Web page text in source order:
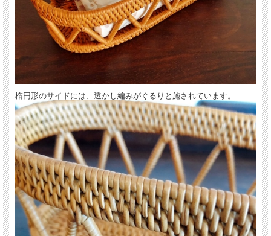
・インドネシア バリ製
アタ製楕円形の透かし編みタイプの小物入れです。
アタは耐水性も高いのでおしぼり入れとしてもお使いいただけますし、コーヒーや
紅茶、シュガーポットなどのお茶セットやペットボトルホルダー用のトレイなどと
しても、コンパクトなサイズですのでテーブルの上でスペースを取らず便利にお使
サイドにはぐるりと透かし編みが施されていますので、中の容器なども見えやすい
ですね。
他にも、文房具やアクセサリー入れ、リラックスタイムに楽しむアロマオイルの専
用トレイなどご用途に応じていろいろとお使いください。
【アタ製品について】
亜熱帯性のシダ科の植物「アタ」の茎を細く割いて細かく編み込み、天日干しとコ
コナッツチップで燻す作業を何日も繰り返してようやく完成するアタ製品。 燻さ
れることによって、防虫・防カビ効果も高まると言われています。
尚、アタ製品には、燻し工程による独特な香りがございますが、お使いいただくう
ちにだんだんと香りは薄らいでまいります。
楕円形のサイドには、透かし編みがぐるりと施されています。